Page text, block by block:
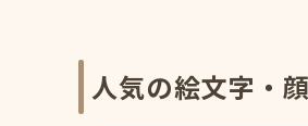
人気の絵文字・